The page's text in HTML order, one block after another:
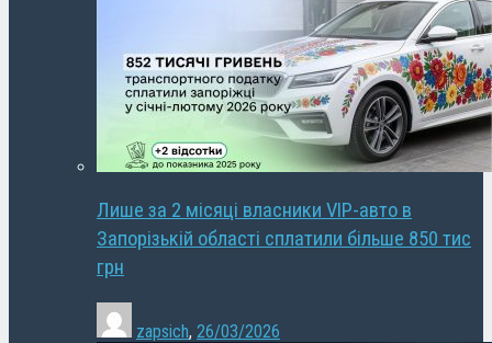
Лише за 2 місяці власники VIP-авто в
Запорізькій області сплатили більше 850 тис
грн
zapsich, 26/03/2026